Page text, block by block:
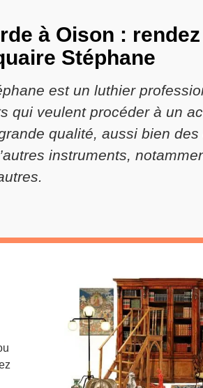
à Oison :
Stéphane
est un luthier
veulent procéder à un
qualité, aussi bien
instruments,